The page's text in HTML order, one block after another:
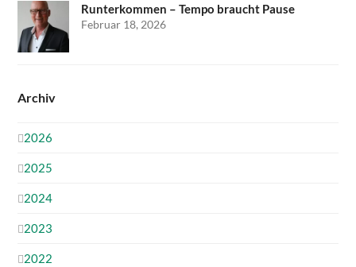
Runterkommen – Tempo braucht Pause
Februar 18, 2026
Archiv
2026
2025
2024
2023
2022